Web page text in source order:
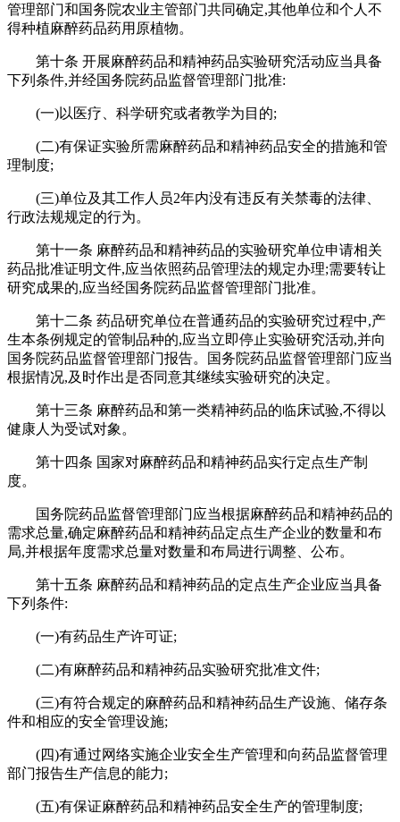
管理部门和国务院农业主管部门共同确定,其他单位和个人不
得种植麻醉药品药用原植物。
第十条 开展麻醉药品和精神药品实验研究活动应当具备
下列条件,并经国务院药品监督管理部门批准:
(一)以医疗、科学研究或者教学为目的;
(二)有保证实验所需麻醉药品和精神药品安全的措施和管
理制度;
(三)单位及其工作人员2年内没有违反有关禁毒的法律、
行政法规规定的行为。
第十一条 麻醉药品和精神药品的实验研究单位申请相关
药品批准证明文件,应当依照药品管理法的规定办理;需要转让
研究成果的,应当经国务院药品监督管理部门批准。
第十二条 药品研究单位在普通药品的实验研究过程中,产
生本条例规定的管制品种的,应当立即停止实验研究活动,并向
国务院药品监督管理部门报告。国务院药品监督管理部门应当
根据情况,及时作出是否同意其继续实验研究的决定。
第十三条 麻醉药品和第一类精神药品的临床试验,不得以
健康人为受试对象。
第十四条 国家对麻醉药品和精神药品实行定点生产制
度。
国务院药品监督管理部门应当根据麻醉药品和精神药品的
需求总量,确定麻醉药品和精神药品定点生产企业的数量和布
局,并根据年度需求总量对数量和布局进行调整、公布。
第十五条 麻醉药品和精神药品的定点生产企业应当具备
下列条件:
(一)有药品生产许可证;
(二)有麻醉药品和精神药品实验研究批准文件;
(三)有符合规定的麻醉药品和精神药品生产设施、储存条
件和相应的安全管理设施;
(四)有通过网络实施企业安全生产管理和向药品监督管理
部门报告生产信息的能力;
(五)有保证麻醉药品和精神药品安全生产的管理制度;